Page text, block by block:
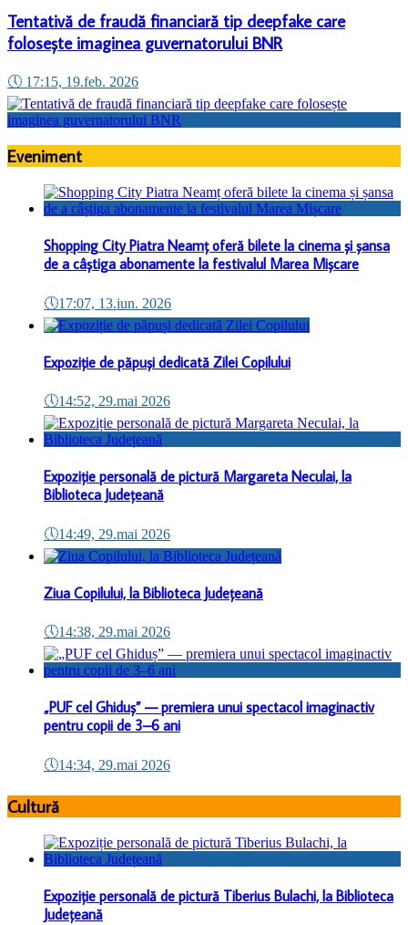
Tentativă de fraudă financiară tip deepfake care
folosește imaginea guvernatorului BNR
🕔 17:15, 19.feb. 2026
Eveniment
Shopping City Piatra Neamț oferă bilete la cinema și șansa
de a câștiga abonamente la festivalul Marea Mișcare
🕔17:07, 13.iun. 2026
Expoziție de păpuși dedicată Zilei Copilului
🕔14:52, 29.mai 2026
Expoziție personală de pictură Margareta Neculai, la
Biblioteca Județeană
🕔14:49, 29.mai 2026
Ziua Copilului, la Biblioteca Județeană
🕔14:38, 29.mai 2026
„PUF cel Ghiduș” — premiera unui spectacol imaginactiv
pentru copii de 3–6 ani
🕔14:34, 29.mai 2026
Cultură
Expoziție personală de pictură Tiberius Bulachi, la Biblioteca
Județeană